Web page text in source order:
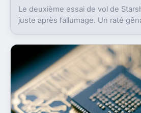
Le deuxième essai de vol de
juste après l’allumage. Un raté